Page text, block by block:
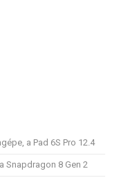
a Pad 6S Pro 12.4
Snapdragon 8 Gen 2